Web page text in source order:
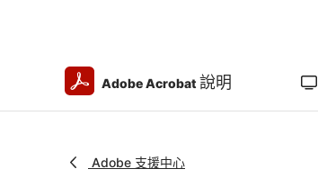
Adobe Acrobat 說明
Adobe 支援中心